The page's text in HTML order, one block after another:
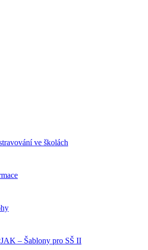
ve školách
– Šablony pro SŠ II